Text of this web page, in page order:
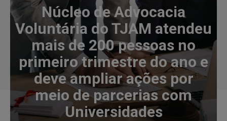
Núcleo de Advocacia
Voluntária do TJAM atendeu
mais de 200 pessoas no
primeiro trimestre do ano e
deve ampliar ações por
meio de parcerias com
Universidades